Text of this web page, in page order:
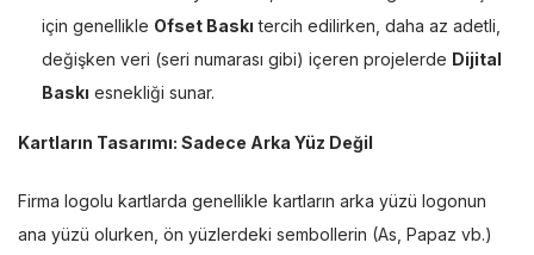
için genellikle Ofset Baskı tercih edilirken, daha az adetli,
değişken veri (seri numarası gibi) içeren projelerde Dijital
Baskı esnekliği sunar.
Kartların Tasarımı: Sadece Arka Yüz Değil
Firma logolu kartlarda genellikle kartların arka yüzü logonun
ana yüzü olurken, ön yüzlerdeki sembollerin (As, Papaz vb.)